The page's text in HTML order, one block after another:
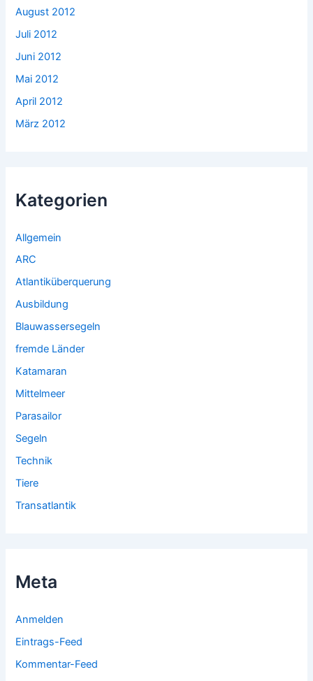
August 2012
Juli 2012
Juni 2012
Mai 2012
April 2012
März 2012
Kategorien
Allgemein
ARC
Atlantiküberquerung
Ausbildung
Blauwassersegeln
fremde Länder
Katamaran
Mittelmeer
Parasailor
Segeln
Technik
Tiere
Transatlantik
Meta
Anmelden
Eintrags-Feed
Kommentar-Feed